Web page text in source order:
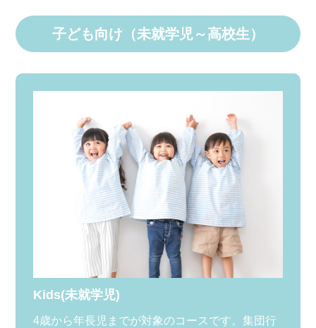
子ども向け（未就学児～高校生）
Kids(未就学児)
4歳から年長児までが対象のコースです。集団行